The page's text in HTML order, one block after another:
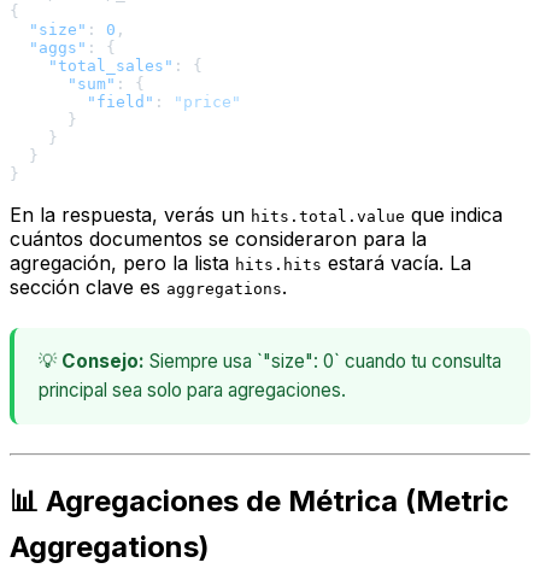
{
"size" : 0 ,
"aggs" :
{
"total_sales" :
{
"sum" :
{
"field" :
"price"
}
}
}
}
En la respuesta, verás un hits.total.value que indica
cuántos documentos se consideraron para la
agregación, pero la lista hits.hits estará vacía. La
sección clave es aggregations.
💡 Consejo: Siempre usa `"size": 0` cuando tu consulta
principal sea solo para agregaciones.
📊 Agregaciones de Métrica (Metric
Aggregations)